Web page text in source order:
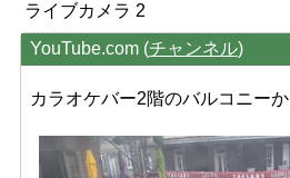
ライブカメラ 2
YouTube.com (チャンネル)
カラオケバー2階のバルコニーか